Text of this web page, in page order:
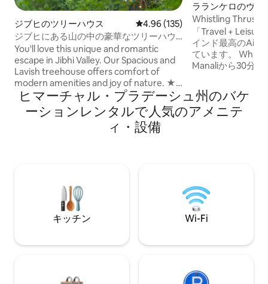
ジブヒのツリーハウス レビュー135件、5つ星中4.96つ
4.96 (135)
ジブヒにある山の中の豪華なツリーハウ
ス | 露天風呂・ジャグジー
You'll love this unique and romantic
escape in Jibhi Valley. Our Spacious and
Lavish treehouse offers comfort of
modern amenities and joy of nature. ★
Wooden & Glass Architecture ★
Panoramic view ★ Scenic Location ★
Wi-Fi ★ Power Backup ★ Food service
★ Bonfire area ★ Parking at property
ラランケロのヴィ
Whistling Thrush
「Travel +
インド最高の
ています。 Whistling Thrush Villaは、
Manaliから30分
れ家です。鳥の
うな山の景色に目
ャリの魅力とモダ
ヒマーチャル・プラデーシュ州のバケ
ーションレンタルで人気のアメニテ
ィ・設備
キッチン Wi-Fi